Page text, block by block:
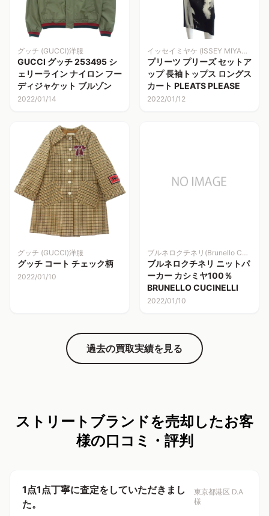
グッチ (GUCCI)洋服
GUCCI グッチ 253495 シ
ェリーライン ナイロン フー
ディジャケット ブルゾン
2022/01/14
イッセイミヤケ (ISSEY MIYAKE)
プリーツ プリーズ セットア
ップ 長袖トップス ロングス
カート PLEATS PLEASE
2022/01/12
グッチ (GUCCI)洋服
グッチ コート チェック柄
2022/01/10
ブルネロクチネリ(Brunello Cucinelli)
ブルネロクチネリ ニットパ
ーカー カシミヤ100％
BRUNELLO CUCINELLI
2022/01/10
過去の買取実績を見る
ストリートブランドを売却したお客
様の口コミ・評判
1点1点丁寧に査定をしていただきまし
た。
東京都港区 D.A
様